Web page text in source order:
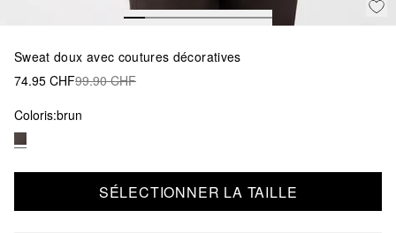
Sweat doux avec coutures décoratives
74.95 CHF99.90 CHF
Coloris:brun
SÉLECTIONNER LA TAILLE